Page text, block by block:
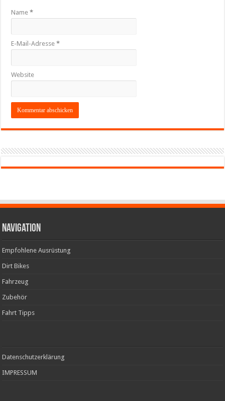
Name*
E-Mail-Adresse*
Website
Navigation
Empfohlene Ausrüstung
Dirt Bikes
Fahrzeug
Zubehör
Fahrt Tipps
Datenschutzerklärung
IMPRESSUM